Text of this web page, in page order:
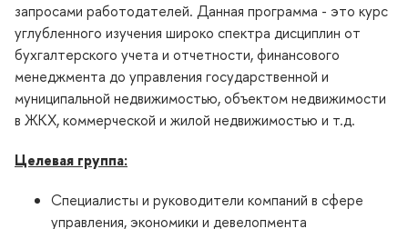
запросами работодателей. Данная программа - это курс
углубленного изучения широко спектра дисциплин от
ухгалтерского учета и отчетности, финансового
менеджмента до управления государственной и
муниципальной недвижимостью, объектом недвижимости
ЖКХ, коммерческой и жилой недвижимостью и т.д.
Целевая группа:
Специалисты и руководители компаний в сфере
управления, экономики и девелопмента